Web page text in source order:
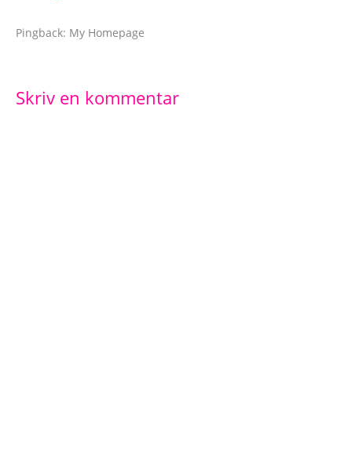
Pingback: My Homepage
Skriv en kommentar